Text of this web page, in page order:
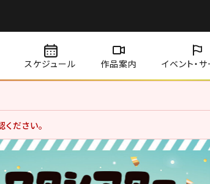
スケジュール 作品案内 イベント・ サ
ださい。
の体験を向上させるためにクッキー等を使用していま
サイトポリシーをご覧ください。